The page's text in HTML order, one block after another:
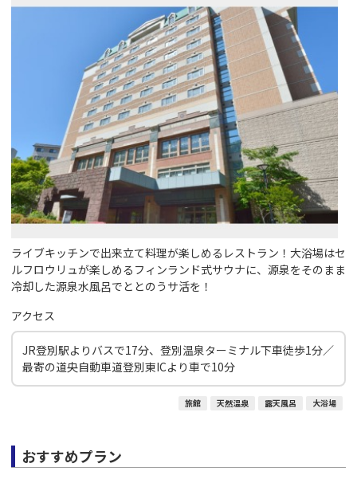
ライブキッチンで出来立て料理が楽しめるレストラン！大浴場はセ
ルフロウリュが楽しめるフィンランド式サウナに、源泉をそのまま
冷却した源泉水風呂でととのうサ活を！
アクセス
JR登別駅よりバスで17分、登別温泉ターミナル下車徒歩1分／
最寄の道央自動車道登別東ICより車で10分
旅館 天然温泉 露天風呂 大浴場
おすすめプラン